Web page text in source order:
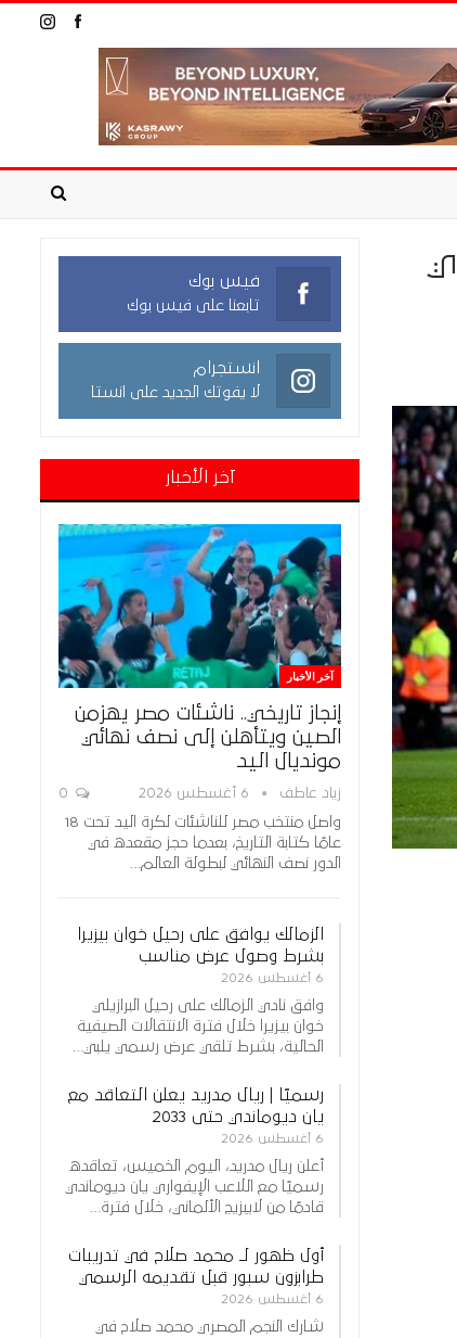
فيس بوك
تابعنا على فيس بوك
انستجرام
لا يفوتك الجديد على انستا
آخر الأخبار
آخر الأخبار
إنجاز تاريخي.. ناشئات مصر يهزمن
الصين ويتأهلن إلى نصف نهائي
مونديال اليد
زياد عاطف 6 أغسطس 2026
واصل منتخب مصر للناشئات لكرة اليد تحت 18
عامًا كتابة التاريخ، بعدما حجز مقعده في
الدور نصف النهائي لبطولة العالم…
الزمالك يوافق على رحيل خوان بيزيرا
بشرط وصول عرض مناسب
6 أغسطس 2026
وافق نادي الزمالك على رحيل البرازيلي
خوان بيزيرا خلال فترة الانتقالات الصيفية
الحالية، بشرط تلقي عرض رسمي يلبي…
رسميًا | ريال مدريد يعلن التعاقد مع
يان ديوماندي حتى 2033
6 أغسطس 2026
أعلن ريال مدريد، اليوم الخميس، تعاقده
رسميًا مع اللاعب الإيفواري يان ديوماندي
قادمًا من لايبزيج الألماني، خلال فترة…
أول ظهور لـ محمد صلاح في تدريبات
طرابزون سبور قبل تقديمه الرسمي
6 أغسطس 2026
شارك النجم المصري محمد صلاح في